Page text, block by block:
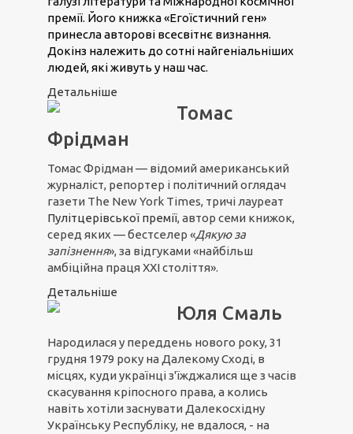
премії. Його книжка «Егоїстичний ген»
принесла авторові всесвітнє визнання.
Докінз належить до сотні найгеніальніших
людей, які живуть у наш час.
Детальніше
Томас
Фрідман
Томас Фрідман — відомий американський
журналіст, репортер і політичний оглядач
газети The New York Times, тричі лауреат
Пулітцерівської премії, автор семи книжок,
серед яких — бестселер «Дякую за
запізнення», за відгуками «найбільш
амбіційна праця ХХІ століття».
Детальніше
Юля Смаль
Народилася у переддень нового року, 31
грудня 1979 року на Далекому Сході, в
місцях, куди українці з'їжджалися ще з часів
скасування кріпосного права, а колись
навіть хотіли заснувати Далекосхідну
Українську Республіку, не вдалося, - на